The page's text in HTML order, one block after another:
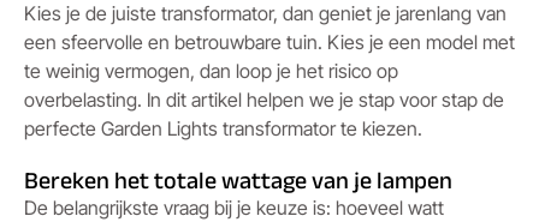
Kies je de juiste transformator, dan geniet je jarenlang van
een sfeervolle en betrouwbare tuin. Kies je een model met
te weinig vermogen, dan loop je het risico op
overbelasting. In dit artikel helpen we je stap voor stap de
perfecte Garden Lights transformator te kiezen.
Bereken het totale wattage van je lampen
De belangrijkste vraag bij je keuze is: hoeveel watt